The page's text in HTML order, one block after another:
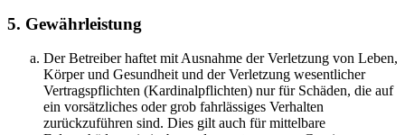
5. Gewährleistung
Der Betreiber haftet mit Ausnahme der Verletzung von Leben,
Körper und Gesundheit und der Verletzung wesentlicher
Vertragspflichten (Kardinalpflichten) nur für Schäden, die auf
ein vorsätzliches oder grob fahrlässiges Verhalten
zurückzuführen sind. Dies gilt auch für mittelbare